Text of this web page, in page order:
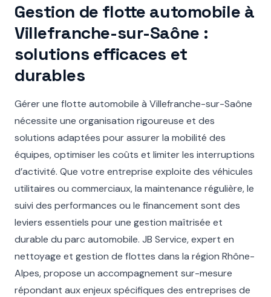
Gestion de flotte automobile à
Villefranche-sur-Saône :
solutions efficaces et
durables
Gérer une flotte automobile à Villefranche-sur-Saône
nécessite une organisation rigoureuse et des
solutions adaptées pour assurer la mobilité des
équipes, optimiser les coûts et limiter les interruptions
d’activité. Que votre entreprise exploite des véhicules
utilitaires ou commerciaux, la maintenance régulière, le
suivi des performances ou le financement sont des
leviers essentiels pour une gestion maîtrisée et
durable du parc automobile. JB Service, expert en
nettoyage et gestion de flottes dans la région Rhône-
Alpes, propose un accompagnement sur-mesure
répondant aux enjeux spécifiques des entreprises de